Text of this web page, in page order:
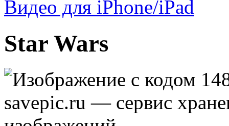
Видео для iPhone/iPad
Star Wars